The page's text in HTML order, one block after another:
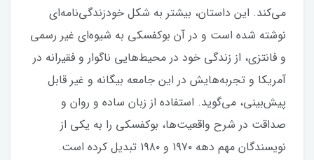
می‌کند. این داستان، بیشتر به شکل خودزندگی‌نامه‌ای
نوشته شده است و در آن بوکفسکی به شیوه‌ای غیر رسمی
و فانتزی، از زندگی خود در محیط‌هایی ناگوار و فقیرانه در
آمریکا و تجربه‌هایش در این جامعه بیگانه و غیر قابل
پیش‌بینی، می‌گوید. استفاده از زبان ساده و روان و
صداقت در شرح واقعیت‌ها، بوکفسکی را به یکی از
نویسندگان مهم دهه ۱۹۷۰ و ۱۹۸۰ تبدیل کرده است.